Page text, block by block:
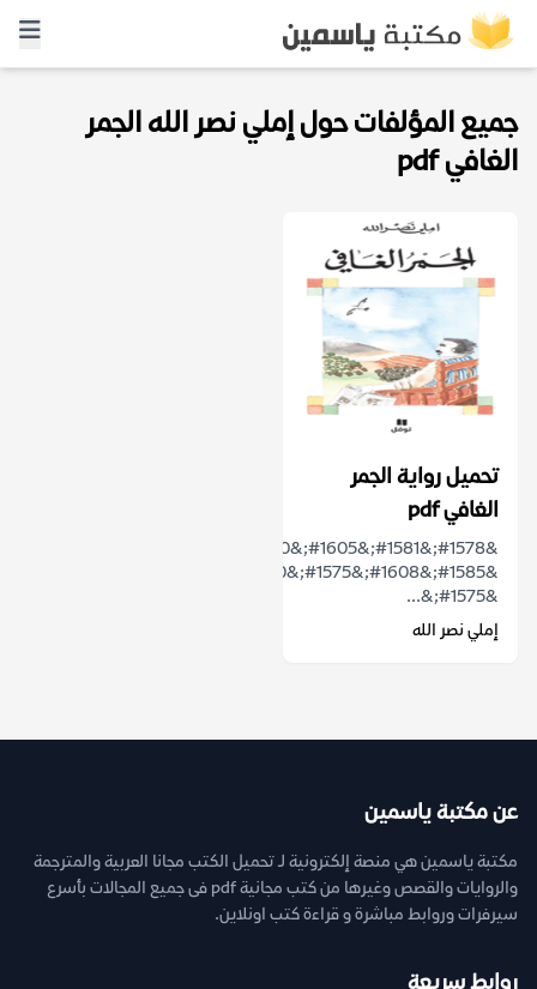
جميع المؤلفات حول إملي نصر الله الجمر
الغافي pdf
تحميل رواية الجمر
الغافي pdf
&#1575;&...
إملي نصر الله
عن مكتبة ياسمين
مكتبة ياسمين هي منصة إلكترونية لـ تحميل الكتب مجانا العربية والمترجمة
والروايات والقصص وغيرها من كتب مجانية pdf فى جميع المجالات بأسرع
سيرفرات وروابط مباشرة و قراءة كتب اونلاين.